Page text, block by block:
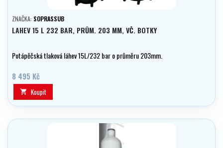
ZNAČKA: SOPRASSUB
LAHEV 15 L 232 BAR, PRŮM. 203 MM, VČ. BOTKY
Potápěčská tlaková láhev 15L/232 bar o průměru 203mm.
8 495 Kč
 Koupit